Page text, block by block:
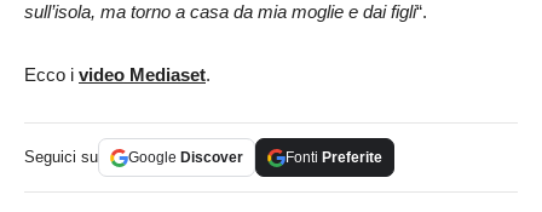
sull’isola, ma torno a casa da mia moglie e dai figli“.
Ecco i video Mediaset.
Seguici su Google Discover Fonti Preferite